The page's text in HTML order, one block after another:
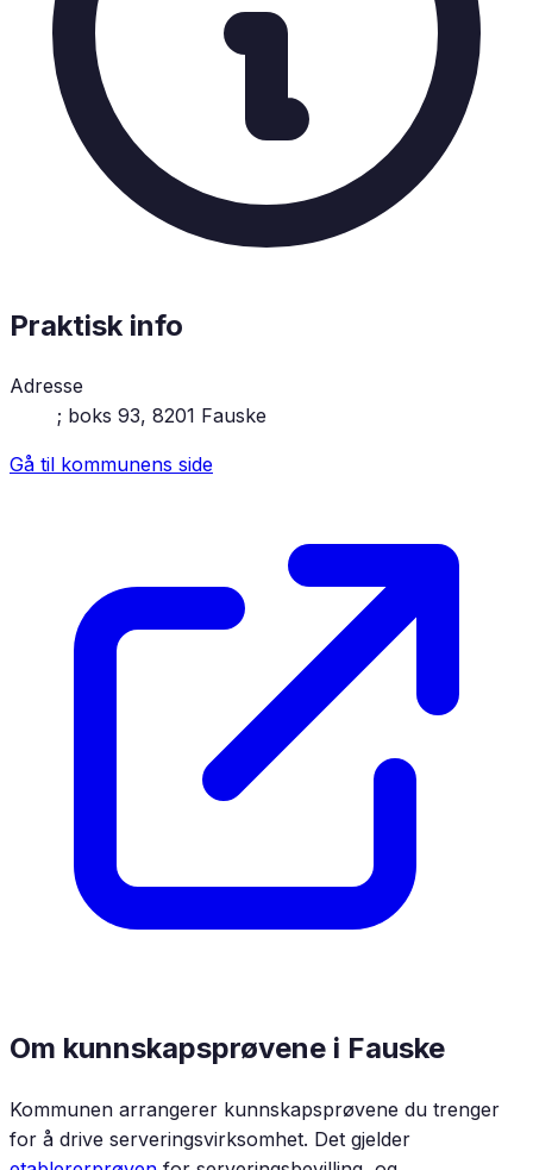
Praktisk info
Adresse
; boks 93, 8201 Fauske
Gå til kommunens side
Om kunnskapsprøvene i Fauske
Kommunen arrangerer kunnskapsprøvene du trenger
for å drive serveringsvirksomhet. Det gjelder